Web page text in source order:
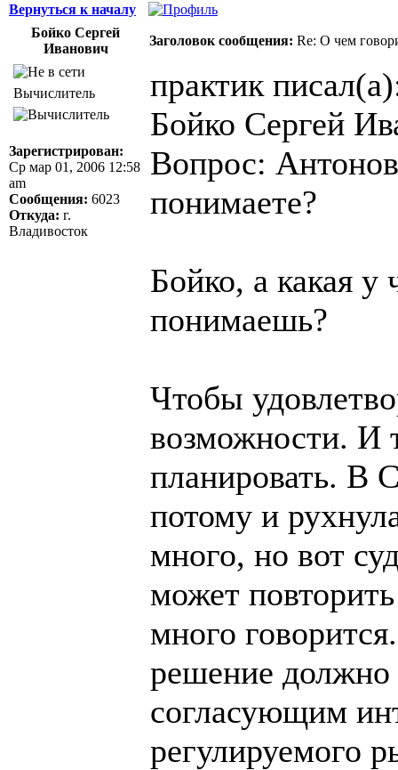
Вернуться к началу
Бойко Сергей
Иванович
Заголовок сообщения: Re: О чем
Вычислитель
Зарегистрирован:
Ср мар 01, 2006 12:58
am
Сообщения: 6023
Откуда: г.
Владивосток
практик
Бойко Сергей
Вопрос:
понимаете?
Бойко, а какая у
понимаешь?
Чтобы
возможности. И
планировать. В
потому и
много, но вот
может
много
решение
согласующим
регулируемого